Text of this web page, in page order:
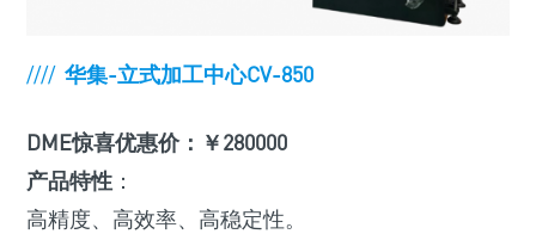
//// 华集-立式加工中心CV-850
DME惊喜优惠价：￥280000
产品特性 ：
高精度、高效率、高稳定性。